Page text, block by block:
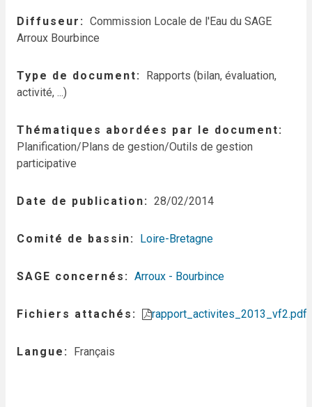
Diffuseur
Commission Locale de l'Eau du SAGE
Arroux Bourbince
Type de document
Rapports (bilan, évaluation,
activité, ...)
Thématiques abordées par le document
Planification/Plans de gestion/Outils de gestion
participative
Date de publication 28/02/2014
Comité de bassin Loire-Bretagne
SAGE concernés Arroux - Bourbince
Fichiers attachés rapport_activites_2013_vf2.pdf
Langue Français